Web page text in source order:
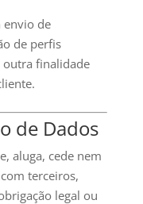
envio de
de perfis
finalidade
de Dados
aluga, cede nem
terceiros,
legal ou